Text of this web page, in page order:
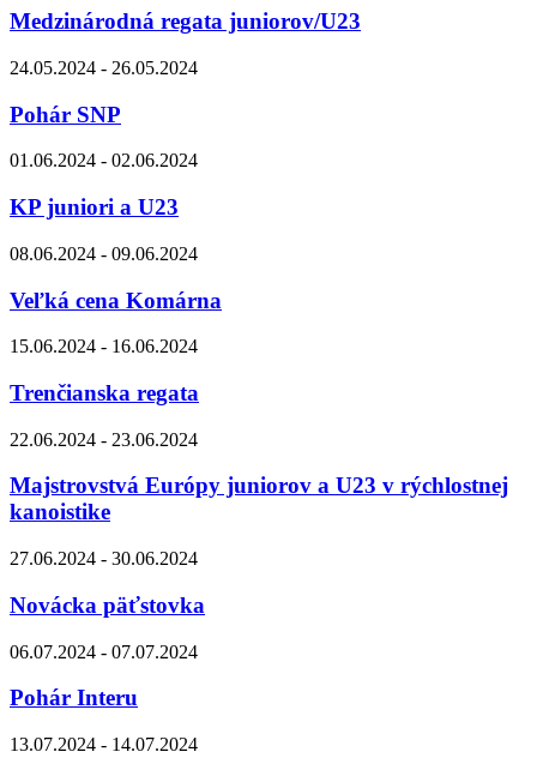
Medzinárodná regata juniorov/U23
24.05.2024 - 26.05.2024
Pohár SNP
01.06.2024 - 02.06.2024
KP juniori a U23
08.06.2024 - 09.06.2024
Veľká cena Komárna
15.06.2024 - 16.06.2024
Trenčianska regata
22.06.2024 - 23.06.2024
Majstrovstvá Európy juniorov a U23 v rýchlostnej
kanoistike
27.06.2024 - 30.06.2024
Novácka päťstovka
06.07.2024 - 07.07.2024
Pohár Interu
13.07.2024 - 14.07.2024